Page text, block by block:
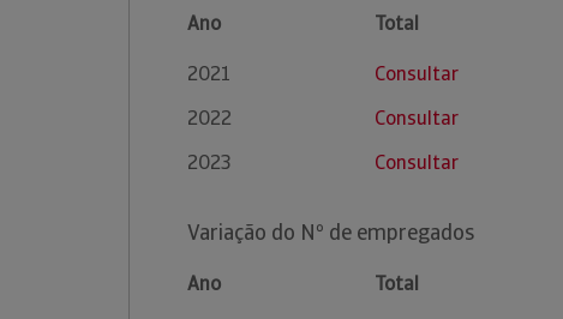
Ano Total
2021
Consultar
2022
Consultar
2023
Consultar
Variação do Nº de empregados
Ano Total